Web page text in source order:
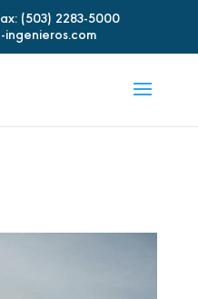
(503) 2283-5000